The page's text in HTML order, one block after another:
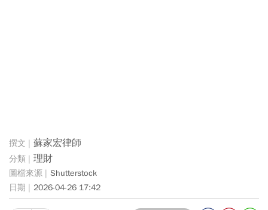
蘇家宏律師
理財
Shutterstock
2026-04-26 17:42